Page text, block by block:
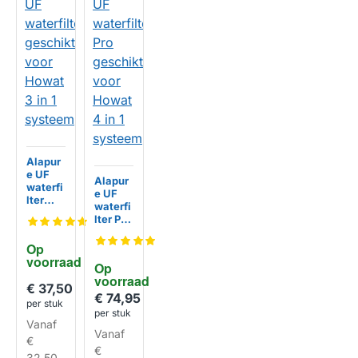
HUISMERK
Op
voorraad
Alapur
e UF
waterfi
lter
kt voor
3 in 1
systee
€ 37,50
per stuk
Vanaf
€
HUISMERK
Op
voorraad
Alapur
e UF
waterfi
lter Pro
kt voor
4 in 1
systee
m
€ 74,95
per stuk
Vanaf
€